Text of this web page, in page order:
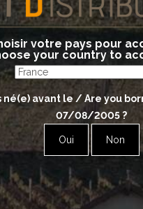
votre pays pour
your country to
né(e) avant le / Are you
07/08/2005?
Oui Non